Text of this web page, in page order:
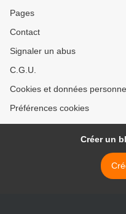
Pages
Contact
Signaler un abus
C.G.U.
Cookies et données
Préférences cookies
Créer un